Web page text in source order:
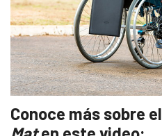
Conoce más sobre el